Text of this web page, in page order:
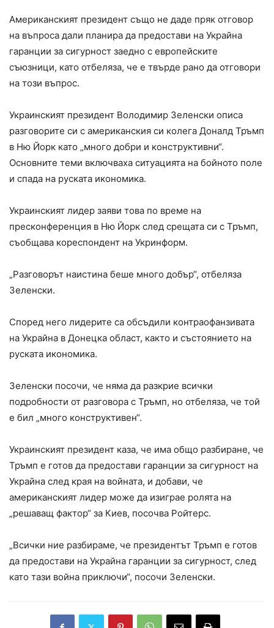
Американският президент също не даде пряк отговор
на въпроса дали планира да предостави на Украйна
гаранции за сигурност заедно с европейските
съюзници, като отбеляза, че е твърде рано да отговори
на този въпрос.
Украинският президент Володимир Зеленски описа
разговорите си с американския си колега Доналд Тръмп
в Ню Йорк като „много добри и конструктивни“.
Основните теми включваха ситуацията на бойното поле
и спада на руската икономика.
Украинският лидер заяви това по време на
пресконференция в Ню Йорк след срещата си с Тръмп,
съобщава кореспондент на Укринформ.
„Разговорът наистина беше много добър“, отбеляза
Зеленски.
Според него лидерите са обсъдили контраофанзивата
на Украйна в Донецка област, както и състоянието на
руската икономика.
Зеленски посочи, че няма да разкрие всички
подробности от разговора с Тръмп, но отбеляза, че той
е бил „много конструктивен“.
Украинският президент каза, че има общо разбиране, че
Тръмп е готов да предостави гаранции за сигурност на
Украйна след края на войната, и добави, че
американският лидер може да изиграе ролята на
„решаващ фактор“ за Киев, посочва Ройтерс.
„Всички ние разбираме, че президентът Тръмп е готов
да предостави на Украйна гаранции за сигурност, след
като тази война приключи“, посочи Зеленски.